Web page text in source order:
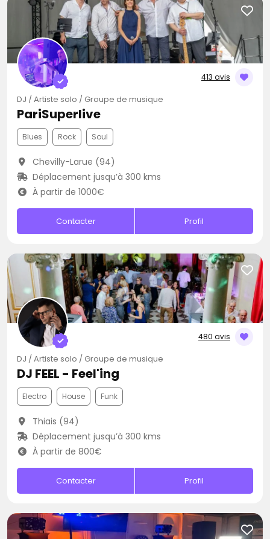
413 avis
DJ / Artiste solo / Groupe de musique
PariSuperlive
Blues Rock Soul
Chevilly-Larue (94)
Déplacement jusqu’à 300 kms
À partir de 1000€
Contacter Profil
480 avis
DJ / Artiste solo / Groupe de musique
DJ FEEL - Feel'ing
Electro House Funk
Thiais (94)
Déplacement jusqu’à 300 kms
À partir de 800€
Contacter Profil